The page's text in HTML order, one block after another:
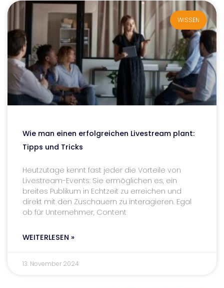
WISSEN
Wie man einen erfolgreichen Livestream plant:
Tipps und Tricks
Heutzutage kennt fast jeder die Vorteile von
Livestream-Events: Sie ermöglichen es, ein
breites Publikum in Echtzeit zu erreichen und
direkt mit den Zuschauern zu interagieren. Egal
ob für Unternehmer, Content
WEITERLESEN »
13. November 2024